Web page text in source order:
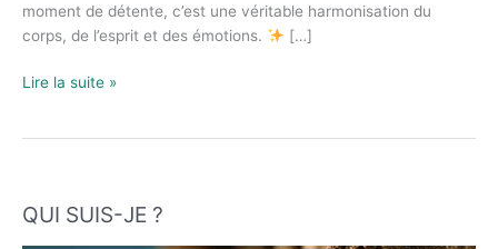
moment de détente, c’est une véritable harmonisation du
corps, de l’esprit et des émotions.
[…]
Lire la suite »
QUI SUIS-JE ?